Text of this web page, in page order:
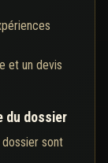
et un devis
du dossier
sont